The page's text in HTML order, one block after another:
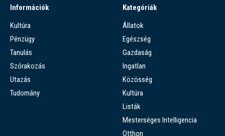
Információk
Kultúra
Pénzügy
Tanulás
Szórakozás
Utazás
Tudomány
Kategóriák
Állatok
Egészség
Gazdaság
Ingatlan
Közösség
Kultúra
Listák
Mesterséges Intelligencia
Otthon